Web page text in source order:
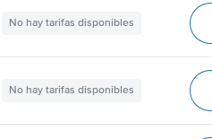
No hay tarifas disponibles
No hay tarifas disponibles